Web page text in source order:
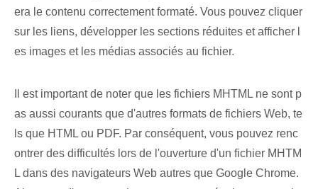
era le contenu correctement formaté. Vous pouvez cliquer
sur les liens, développer les sections réduites et afficher l
es images et les médias associés au fichier.
Il est important de noter que les fichiers MHTML ne sont p
as aussi courants que d'autres formats de fichiers Web, te
ls que HTML ou PDF. Par conséquent, vous pouvez renc
ontrer des difficultés lors de l'ouverture d'un fichier MHTM
L dans des navigateurs Web autres que Google Chrome.